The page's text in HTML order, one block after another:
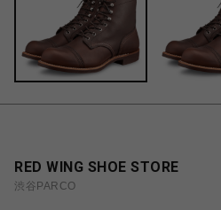
RED WING SHOE STORE
渋谷PARCO